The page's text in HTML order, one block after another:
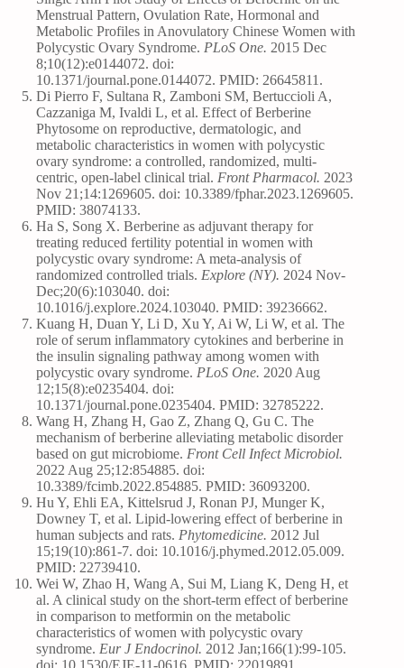
Menstrual Pattern, Ovulation Rate, Hormonal and
Metabolic Profiles in Anovulatory Chinese Women with
Polycystic Ovary Syndrome. PLoS One. 2015 Dec
8;10(12):e0144072. doi:
10.1371/journal.pone.0144072. PMID: 26645811.
Di Pierro F, Sultana R, Zamboni SM, Bertuccioli A,
Cazzaniga M, Ivaldi L, et al. Effect of Berberine
Phytosome on reproductive, dermatologic, and
metabolic characteristics in women with polycystic
ovary syndrome: a controlled, randomized, multi-
centric, open-label clinical trial. Front Pharmacol. 2023
Nov 21;14:1269605. doi: 10.3389/fphar.2023.1269605.
PMID: 38074133.
Ha S, Song X. Berberine as adjuvant therapy for
treating reduced fertility potential in women with
polycystic ovary syndrome: A meta-analysis of
randomized controlled trials. Explore (NY). 2024 Nov-
Dec;20(6):103040. doi:
10.1016/j.explore.2024.103040. PMID: 39236662.
Kuang H, Duan Y, Li D, Xu Y, Ai W, Li W, et al. The
role of serum inflammatory cytokines and berberine in
the insulin signaling pathway among women with
polycystic ovary syndrome. PLoS One. 2020 Aug
12;15(8):e0235404. doi:
10.1371/journal.pone.0235404. PMID: 32785222.
Wang H, Zhang H, Gao Z, Zhang Q, Gu C. The
mechanism of berberine alleviating metabolic disorder
based on gut microbiome. Front Cell Infect Microbiol.
2022 Aug 25;12:854885. doi:
10.3389/fcimb.2022.854885. PMID: 36093200.
Hu Y, Ehli EA, Kittelsrud J, Ronan PJ, Munger K,
Downey T, et al. Lipid-lowering effect of berberine in
human subjects and rats. Phytomedicine. 2012 Jul
15;19(10):861-7. doi: 10.1016/j.phymed.2012.05.009.
PMID: 22739410.
Wei W, Zhao H, Wang A, Sui M, Liang K, Deng H, et
al. A clinical study on the short-term effect of berberine
in comparison to metformin on the metabolic
characteristics of women with polycystic ovary
syndrome. Eur J Endocrinol. 2012 Jan;166(1):99-105.
doi: 10.1530/EJE-11-0616. PMID: 22019891.